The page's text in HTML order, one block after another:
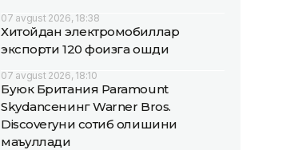
07 avgust 2026, 18:38
Хитойдан электромобиллар
экспорти 120 фоизга ошди
07 avgust 2026, 18:10
Буюк Британия Paramount
Skydanceнинг Warner Bros.
Discoveryни сотиб олишини
маъқуллади